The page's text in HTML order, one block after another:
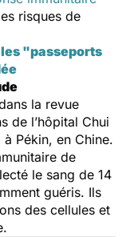
risques de
"passeports
la revue
de l’hôpital Chui
à Pékin, en Chine.
de
le sang de 14
guéris. Ils
des cellules et